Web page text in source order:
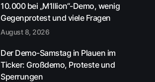
10.000 bei „M1llion“-Demo, wenig
Gegenprotest und viele Fragen
August 8, 2026
Der Demo-Samstag in Plauen im
Ticker: Großdemo, Proteste und
Sperrungen